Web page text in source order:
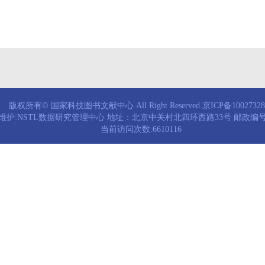
版权所有© 国家科技图书文献中心 All Right Reserved.京ICP备
护:NSTL数据研究管理中心 地址：北京中关村北四环西路33号 邮政编
当前访问次数:6610116